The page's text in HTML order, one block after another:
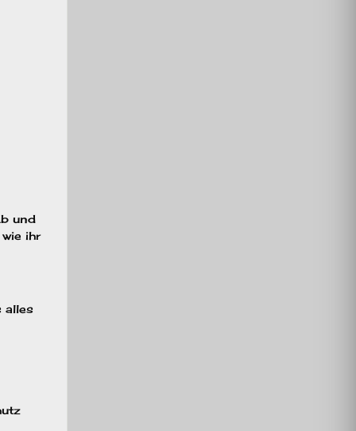
und
ihr
alles